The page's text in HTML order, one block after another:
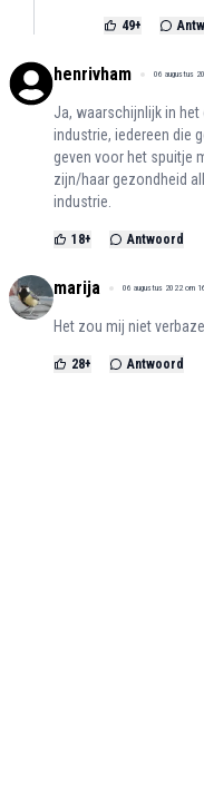
49+
henrivham 06 augustus
Ja, waarschijnlijk in
industrie, iedereen die
geven voor het spuitje
zijn/haar gezondheid
industrie.
18+ Antwoord
marija 06 augustus 2022 om
Het zou mij niet
28+ Antwoord